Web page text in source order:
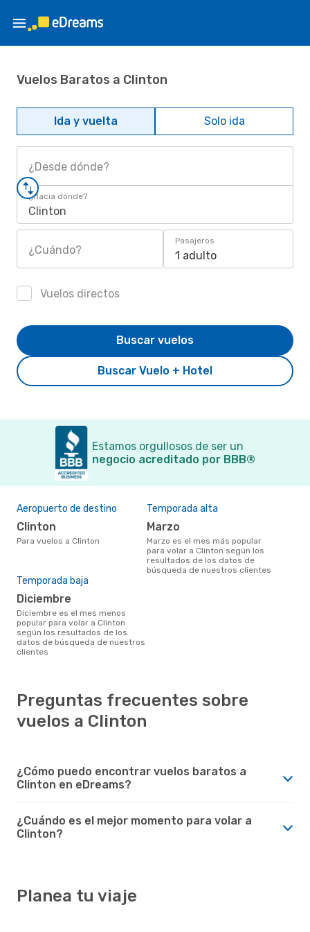
Vuelos Baratos a Clinton
Ida y vuelta Solo ida
¿Desde dónde?
¿Hacia dónde?
Clinton
¿Cuándo?
Pasajeros
1 adulto
Vuelos directos
Buscar Vuelo + Hotel
Buscar vuelos
Estamos orgullosos de ser un
negocio acreditado por BBB®
Aeropuerto de destino
Clinton
Para vuelos a Clinton
Temporada alta
marzo
marzo es el mes más popular
para volar a Clinton según los
resultados de los datos de
búsqueda de nuestros clientes
Temporada baja
diciembre
diciembre es el mes menos
popular para volar a Clinton
según los resultados de los
datos de búsqueda de nuestros
clientes
Preguntas frecuentes sobre
vuelos a Clinton
¿Cómo puedo encontrar vuelos baratos a
Clinton en eDreams?
¿Cuándo es el mejor momento para volar a
Clinton?
Planea tu viaje